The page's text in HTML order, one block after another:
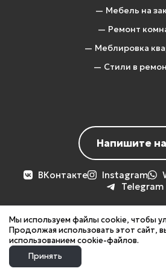
— Мебель на
— Ремонт
— Меблировка
— Стили в
Напишите
ВКонтакте Instagram
Telegram
Вся представленная на сайте
информационный характер
условиях не является
Мы используем файлы cookie, чтобы
Продолжая использовать этот сайт,
использованием cookie-файлов.
Принять